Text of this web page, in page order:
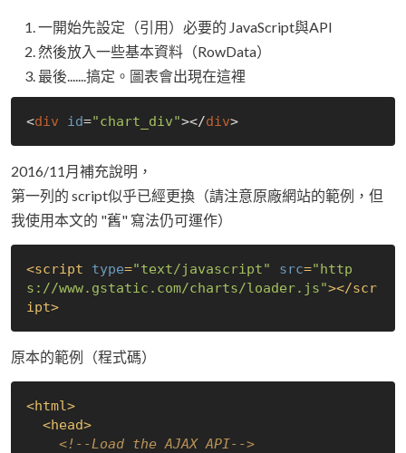
一開始先設定（引用）必要的 JavaScript與API
然後放入一些基本資料（RowData）
最後.......搞定。圖表會出現在這裡
<div id="chart_div"></div >
2016/11月補充說明，
第一列的 script似乎已經更換（請注意原廠網站的範例，但
我使用本文的 "舊" 寫法仍可運作）
<script type="text/javascript" src="http
s://www.gstatic.com/charts/loader.js"></scr
ipt>
原本的範例（程式碼）
<html>
<head>
<!--Load the AJAX API-->